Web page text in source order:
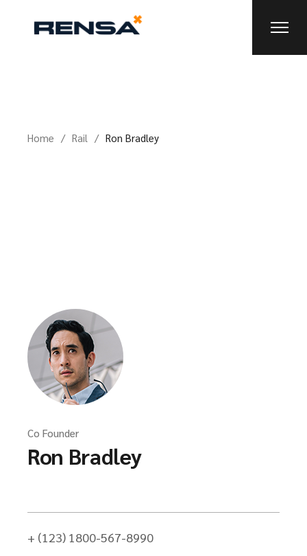
Home Rail Ron Bradley
Co Founder
Ron Bradley
+ (123) 1800-567-8990